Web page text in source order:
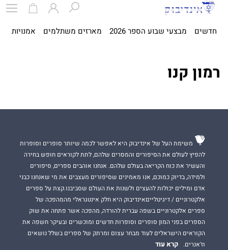
חדשים מבצעי שבוע הספר 2026 מארזים משתלמים אמנויות
רמון קנו
משימת העל של אינדיבוק היא לאפשר לכמה שיותר סופרים וסופרות
להפיץ לעולם את הסיפורים והמסרים שלהם, לתת לקוראים חופש בחירה
והעשיר את כוח הקריאה בעולם שלהם. אנחנו אוהבים ספרים, סיפורים
ולמידה, בדיוק כמוכם, אנו מאמינים שסיפורים מעצבים את מי שאנחנו כבני
אדם ומילים יכולות להעצים ולשנות את העולם שסביבנו.קצת על ספרים
אלקטרוניים / דיגיטלייםאינדיבוק היא חלק אינטגראלי מהמהפכה של
ספרים אלקטרוניים בשפה עברית להורדה, מהפכה אשר פתחה את שוק
הספרים בפני המון סופרים וסופרות חדשים ומוכשרים ובעיקר חשפה את
הקוראים הישראלים לעוד מבחר עצום ומרתק של ספרים בשלל נושאים
וז'אנרים.
קרא עוד